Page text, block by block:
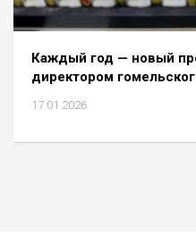
Каждый год — новый
директором
17.01.2026